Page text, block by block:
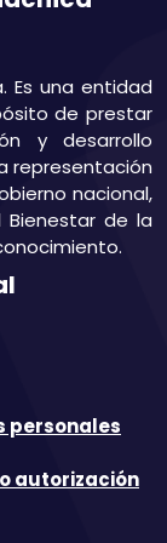
Es una entidad
de prestar
y desarrollo
representación
nacional,
Bienestar de la
personales
autorización